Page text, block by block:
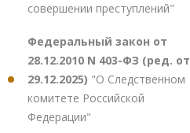
совершении преступлений"
Федеральный закон от
28.12.2010 N 403-ФЗ (ред. от
29.12.2025) "О Следственном
комитете Российской
Федерации"